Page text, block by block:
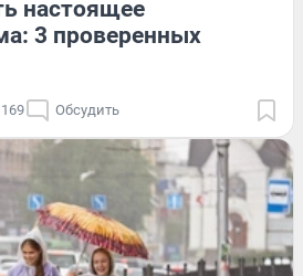
настоящее
3 проверенных
169 Обсудить